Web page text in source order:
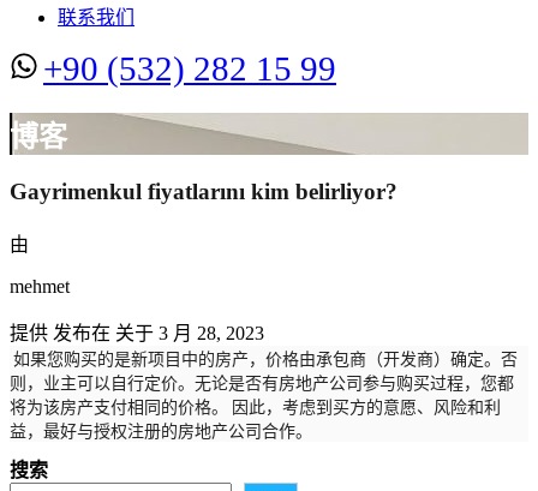
联系我们
+90 (532) 282 15 99
博客
Gayrimenkul fiyatlarını kim belirliyor?
由
mehmet
提供 发布在 关于 3 月 28, 2023
如果您购买的是新项目中的房产，价格由承包商（开发商）确定。否
则，业主可以自行定价。无论是否有房地产公司参与购买过程，您都
将为该房产支付相同的价格。 因此，考虑到买方的意愿、风险和利
益，最好与授权注册的房地产公司合作。
搜索